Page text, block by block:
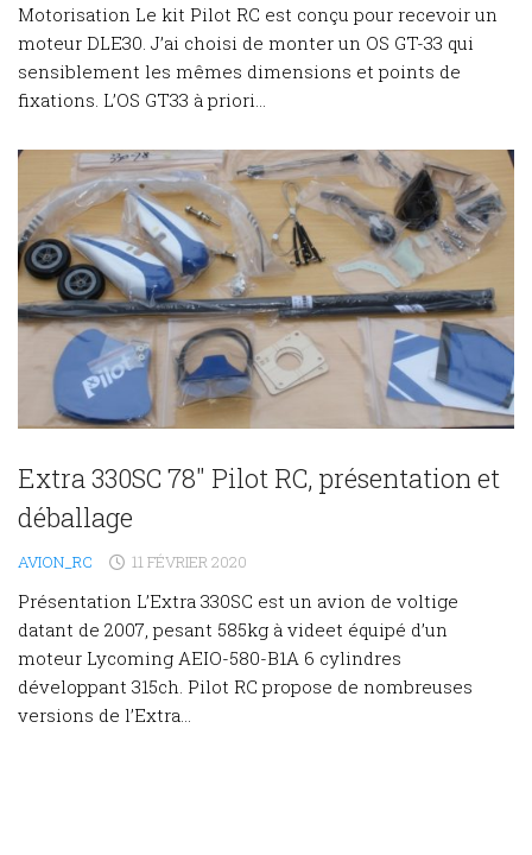
Motorisation Le kit Pilot RC est conçu pour recevoir un
moteur DLE30. J’ai choisi de monter un OS GT-33 qui
sensiblement les mêmes dimensions et points de
fixations. L’OS GT33 à priori...
Extra 330SC 78″ Pilot RC, présentation et
déballage
AVION_RC 11 FÉVRIER 2020
Présentation L’Extra 330SC est un avion de voltige
datant de 2007, pesant 585kg à videet équipé d’un
moteur Lycoming AEIO-580-B1A 6 cylindres
développant 315ch. Pilot RC propose de nombreuses
versions de l’Extra...